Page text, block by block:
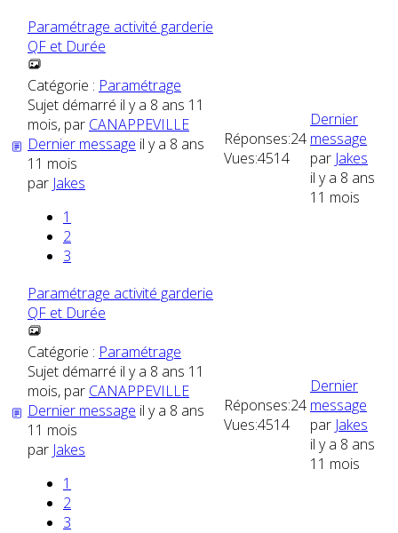
Paramétrage activité garderie
QF et Durée
Catégorie : Paramétrage
Sujet démarré il y a 8 ans 11
mois, par CANAPPEVILLE
Dernier message il y a 8 ans
11 mois
par Jakes
1
2
3
Réponses:24
Vues:4514
Dernier
message
par Jakes
il y a 8 ans
11 mois
Paramétrage activité garderie
QF et Durée
Catégorie : Paramétrage
Sujet démarré il y a 8 ans 11
mois, par CANAPPEVILLE
Dernier message il y a 8 ans
11 mois
par Jakes
1
2
3
Réponses:24
Vues:4514
Dernier
message
par Jakes
il y a 8 ans
11 mois